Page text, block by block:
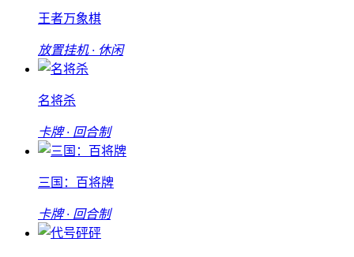
王者万象棋
放置挂机 · 休闲
名将杀
卡牌 · 回合制
三国：百将牌
卡牌 · 回合制